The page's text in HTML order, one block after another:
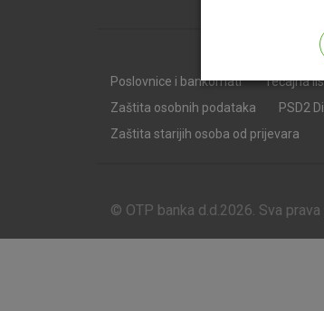
Poslovnice i bankomati Tečajna
Zaštita osobnih podataka
PSD2
Zaštita starijih osoba od prijevara
© OTP banka d.d.2026. Sva prava